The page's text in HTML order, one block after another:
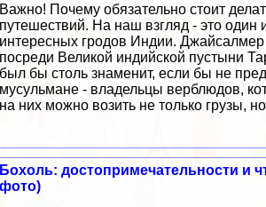
Важно! Почему обязательно стоит
путешествий. На наш взгляд - это один
интересных гродов Индии.
посреди Великой индийской пустыни
был бы столь знаменит, если бы не
мусульмане - владельцы верблюдов,
на них можно возить не только грузы,
Бохоль: достопримечательности и
фото)